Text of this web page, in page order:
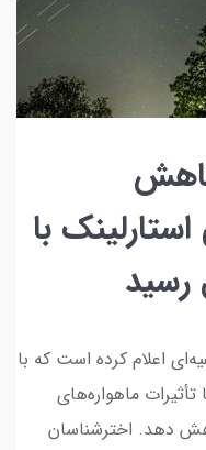
با
رسید
اعلام کرده است که با
ماهواره‌های
دهد. اخترشناسان